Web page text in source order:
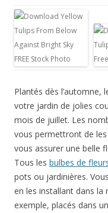
Plantés dès l’automne,
votre jardin de jolies
mois de juillet. Les
vous permettront de
vous assurer une belle
Tous les bulbes de
pots ou jardinières.
en les installant dans la
exemple, placés dans